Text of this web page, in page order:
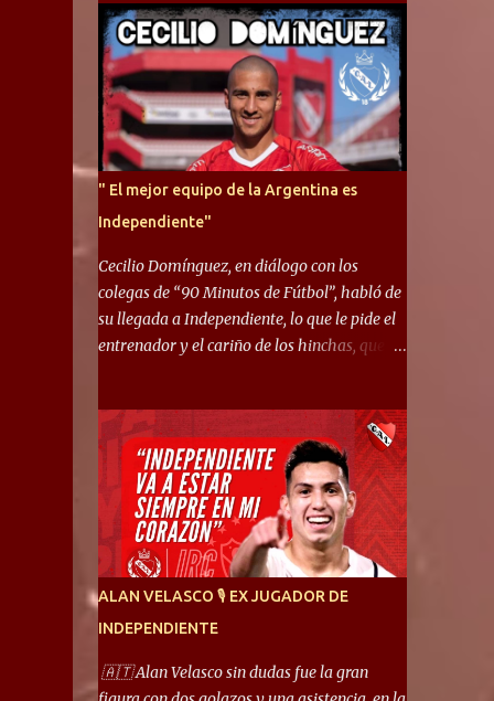
" El mejor equipo de la Argentina es
Independiente"
Cecilio Domínguez, en diálogo con los
colegas de “90 Minutos de Fútbol”, habló de
su llegada a Independiente, lo que le pide el
entrenador y el cariño de los hinchas, que se
ayuda a que me adapte rápidamente, soy un
hombre alegre y abierto. Creo que lo estoy
haciendo muy bien. Cuando llegué, llegué a
un Independiente que juega muy dinámico y
me gusta mucho. Me favorece por la forma
de jugar mía y eso también ayudó a que me
adapte”. “Me siento mejor por izquierda,
pero me gusta mucho jugar de 9, y juego sin
problemas por derecha también. Jugar de 9
y de extremo por izquierda es diferente. A mi
me gusta jugar por fuera, porque tengo mas
ALAN VELASCO 🎙 EX JUGADOR DE
INDEPENDIENTE
🇦🇹 Alan Velasco sin dudas fue la gran